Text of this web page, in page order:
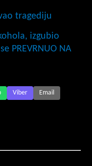
tragediju
izgubio
PREVRNUO NA
Viber Email